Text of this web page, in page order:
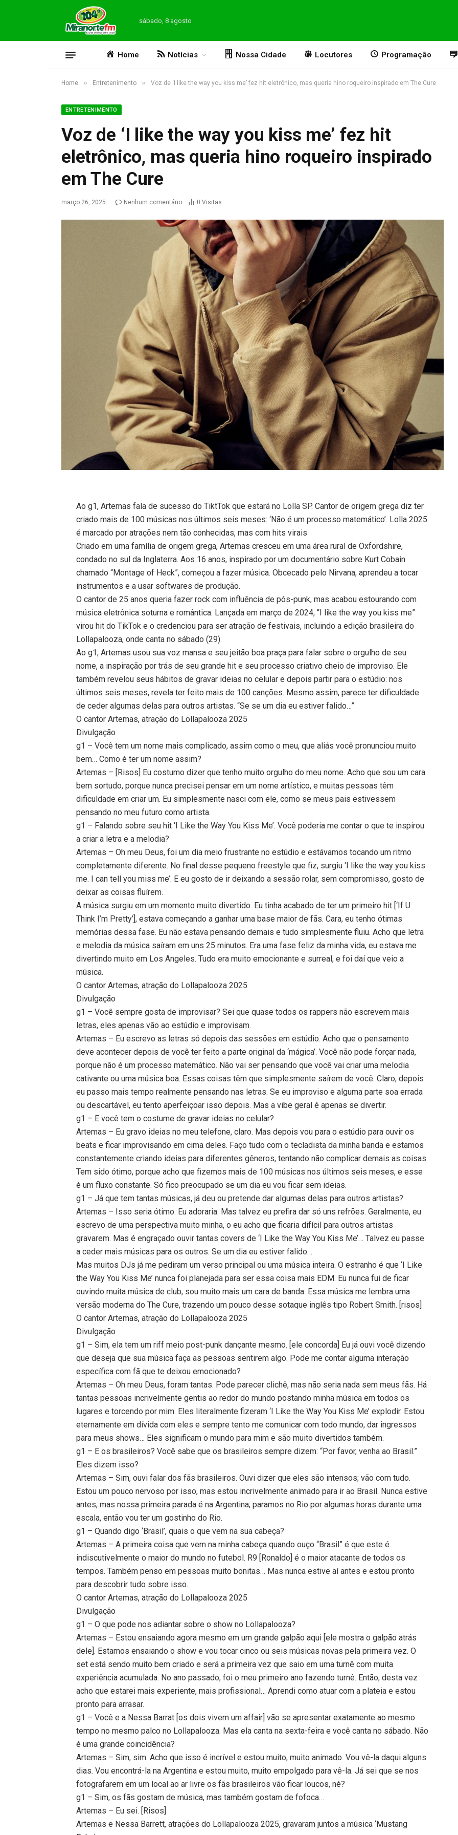
sábado, 8 agosto
Home Notícias Nossa Cidade Locutores Programação
Home » Entretenimento » Voz de ‘I like the way you kiss me’ fez hit eletrônico, mas queria hino roqueiro inspirado em The Cure
ENTRETENIMENTO
Voz de ‘I like the way you kiss me’ fez hit
eletrônico, mas queria hino roqueiro inspirado
em The Cure
março 26, 2025 Nenhum comentário 0 Visitas
Ao g1, Artemas fala de sucesso do TiktTok que estará no Lolla SP. Cantor de origem grega diz ter
criado mais de 100 músicas nos últimos seis meses: ‘Não é um processo matemático’. Lolla 2025
é marcado por atrações nem tão conhecidas, mas com hits virais
Criado em uma família de origem grega, Artemas cresceu em uma área rural de Oxfordshire,
condado no sul da Inglaterra. Aos 16 anos, inspirado por um documentário sobre Kurt Cobain
chamado “Montage of Heck”, começou a fazer música. Obcecado pelo Nirvana, aprendeu a tocar
instrumentos e a usar softwares de produção.
O cantor de 25 anos queria fazer rock com influência de pós-punk, mas acabou estourando com
música eletrônica soturna e romântica. Lançada em março de 2024, “I like the way you kiss me”
virou hit do TikTok e o credenciou para ser atração de festivais, incluindo a edição brasileira do
Lollapalooza, onde canta no sábado (29).
Ao g1, Artemas usou sua voz mansa e seu jeitão boa praça para falar sobre o orgulho de seu
nome, a inspiração por trás de seu grande hit e seu processo criativo cheio de improviso. Ele
também revelou seus hábitos de gravar ideias no celular e depois partir para o estúdio: nos
últimos seis meses, revela ter feito mais de 100 canções. Mesmo assim, parece ter dificuldade
de ceder algumas delas para outros artistas. “Se se um dia eu estiver falido…”
O cantor Artemas, atração do Lollapalooza 2025
Divulgação
g1 – Você tem um nome mais complicado, assim como o meu, que aliás você pronunciou muito
bem… Como é ter um nome assim?
Artemas – [Risos] Eu costumo dizer que tenho muito orgulho do meu nome. Acho que sou um cara
bem sortudo, porque nunca precisei pensar em um nome artístico, e muitas pessoas têm
dificuldade em criar um. Eu simplesmente nasci com ele, como se meus pais estivessem
pensando no meu futuro como artista.
g1 – Falando sobre seu hit ‘I Like the Way You Kiss Me’. Você poderia me contar o que te inspirou
a criar a letra e a melodia?
Artemas – Oh meu Deus, foi um dia meio frustrante no estúdio e estávamos tocando um ritmo
completamente diferente. No final desse pequeno freestyle que fiz, surgiu ‘I like the way you kiss
me. I can tell you miss me’. E eu gosto de ir deixando a sessão rolar, sem compromisso, gosto de
deixar as coisas fluírem.
A música surgiu em um momento muito divertido. Eu tinha acabado de ter um primeiro hit [‘If U
Think I’m Pretty’], estava começando a ganhar uma base maior de fãs. Cara, eu tenho ótimas
memórias dessa fase. Eu não estava pensando demais e tudo simplesmente fluiu. Acho que letra
e melodia da música saíram em uns 25 minutos. Era uma fase feliz da minha vida, eu estava me
divertindo muito em Los Angeles. Tudo era muito emocionante e surreal, e foi daí que veio a
música.
O cantor Artemas, atração do Lollapalooza 2025
Divulgação
g1 – Você sempre gosta de improvisar? Sei que quase todos os rappers não escrevem mais
letras, eles apenas vão ao estúdio e improvisam.
Artemas – Eu escrevo as letras só depois das sessões em estúdio. Acho que o pensamento
deve acontecer depois de você ter feito a parte original da ‘mágica’. Você não pode forçar nada,
porque não é um processo matemático. Não vai ser pensando que você vai criar uma melodia
cativante ou uma música boa. Essas coisas têm que simplesmente saírem de você. Claro, depois
eu passo mais tempo realmente pensando nas letras. Se eu improviso e alguma parte soa errada
ou descartável, eu tento aperfeiçoar isso depois. Mas a vibe geral é apenas se divertir.
g1 – E você tem o costume de gravar ideias no celular?
Artemas – Eu gravo ideias no meu telefone, claro. Mas depois vou para o estúdio para ouvir os
beats e ficar improvisando em cima deles. Faço tudo com o tecladista da minha banda e estamos
constantemente criando ideias para diferentes gêneros, tentando não complicar demais as coisas.
Tem sido ótimo, porque acho que fizemos mais de 100 músicas nos últimos seis meses, e esse
é um fluxo constante. Só fico preocupado se um dia eu vou ficar sem ideias.
g1 – Já que tem tantas músicas, já deu ou pretende dar algumas delas para outros artistas?
Artemas – Isso seria ótimo. Eu adoraria. Mas talvez eu prefira dar só uns refrões. Geralmente, eu
escrevo de uma perspectiva muito minha, o eu acho que ficaria difícil para outros artistas
gravarem. Mas é engraçado ouvir tantas covers de ‘I Like the Way You Kiss Me’… Talvez eu passe
a ceder mais músicas para os outros. Se um dia eu estiver falido…
Mas muitos DJs já me pediram um verso principal ou uma música inteira. O estranho é que ‘I Like
the Way You Kiss Me’ nunca foi planejada para ser essa coisa mais EDM. Eu nunca fui de ficar
ouvindo muita música de club, sou muito mais um cara de banda. Essa música me lembra uma
versão moderna do The Cure, trazendo um pouco desse sotaque inglês tipo Robert Smith. [risos]
O cantor Artemas, atração do Lollapalooza 2025
Divulgação
g1 – Sim, ela tem um riff meio post-punk dançante mesmo. [ele concorda] Eu já ouvi você dizendo
que deseja que sua música faça as pessoas sentirem algo. Pode me contar alguma interação
específica com fã que te deixou emocionado?
Artemas – Oh meu Deus, foram tantas. Pode parecer clichê, mas não seria nada sem meus fãs. Há
tantas pessoas incrivelmente gentis ao redor do mundo postando minha música em todos os
lugares e torcendo por mim. Eles literalmente fizeram ‘I Like the Way You Kiss Me’ explodir. Estou
eternamente em dívida com eles e sempre tento me comunicar com todo mundo, dar ingressos
para meus shows… Eles significam o mundo para mim e são muito divertidos também.
g1 – E os brasileiros? Você sabe que os brasileiros sempre dizem: “Por favor, venha ao Brasil.”
Eles dizem isso?
Artemas – Sim, ouvi falar dos fãs brasileiros. Ouvi dizer que eles são intensos; vão com tudo.
Estou um pouco nervoso por isso, mas estou incrivelmente animado para ir ao Brasil. Nunca estive
antes, mas nossa primeira parada é na Argentina; paramos no Rio por algumas horas durante uma
escala, então vou ter um gostinho do Rio.
g1 – Quando digo ‘Brasil’, quais o que vem na sua cabeça?
Artemas – A primeira coisa que vem na minha cabeça quando ouço “Brasil” é que este é
indiscutivelmente o maior do mundo no futebol. R9 [Ronaldo] é o maior atacante de todos os
tempos. Também penso em pessoas muito bonitas… Mas nunca estive aí antes e estou pronto
para descobrir tudo sobre isso.
O cantor Artemas, atração do Lollapalooza 2025
Divulgação
g1 – O que pode nos adiantar sobre o show no Lollapalooza?
Artemas – Estou ensaiando agora mesmo em um grande galpão aqui [ele mostra o galpão atrás
dele]. Estamos ensaiando o show e vou tocar cinco ou seis músicas novas pela primeira vez. O
set está sendo muito bem criado e será a primeira vez que saio em uma turnê com muita
experiência acumulada. No ano passado, foi o meu primeiro ano fazendo turnê. Então, desta vez
acho que estarei mais experiente, mais profissional… Aprendi como atuar com a plateia e estou
pronto para arrasar.
g1 – Você e a Nessa Barrat [os dois vivem um affair] vão se apresentar exatamente ao mesmo
tempo no mesmo palco no Lollapalooza. Mas ela canta na sexta-feira e você canta no sábado. Não
é uma grande coincidência?
Artemas – Sim, sim. Acho que isso é incrível e estou muito, muito animado. Vou vê-la daqui alguns
dias. Vou encontrá-la na Argentina e estou muito, muito empolgado para vê-la. Já sei que se nos
fotografarem em um local ao ar livre os fãs brasileiros vão ficar loucos, né?
g1 – Sim, os fãs gostam de música, mas também gostam de fofoca…
Artemas – Eu sei. [Risos]
Artemas e Nessa Barrett, atrações do Lollapalooza 2025, gravaram juntos a música ‘Mustang